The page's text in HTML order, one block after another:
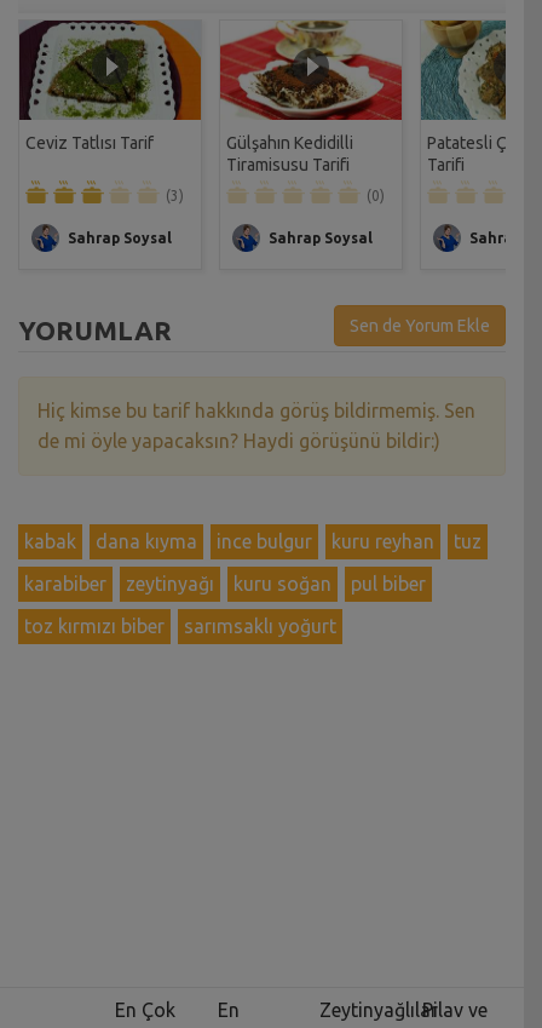
Ceviz Tatlısı Tarif
(3)
Sahrap Soysal
Gülşahın Kedidilli
Tiramisusu Tarifi
(0)
Sahrap Soysal
Patatesli Çıtır
Tarifi
Sahrap
YORUMLAR Sen de Yorum Ekle
Hiç kimse bu tarif hakkında görüş bildirmemiş. Sen
de mi öyle yapacaksın? Haydi görüşünü bildir:)
kabak dana kıyma ince bulgur kuru reyhan
tuz
karabiber
zeytinyağı kuru soğan
pul biber
toz kırmızı biber
sarımsaklı yoğurt
En Çok
En
ZeytinyağlılarPilav ve